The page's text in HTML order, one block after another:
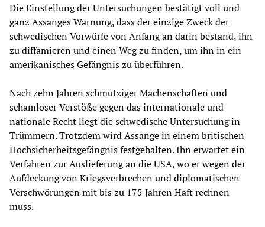
Die Einstellung der Untersuchungen bestätigt voll und
ganz Assanges Warnung, dass der einzige Zweck der
schwedischen Vorwürfe von Anfang an darin bestand, ihn
zu diffamieren und einen Weg zu finden, um ihn in ein
amerikanisches Gefängnis zu überführen.
Nach zehn Jahren schmutziger Machenschaften und
schamloser Verstöße gegen das internationale und
nationale Recht liegt die schwedische Untersuchung in
Trümmern. Trotzdem wird Assange in einem britischen
Hochsicherheitsgefängnis festgehalten. Ihn erwartet ein
Verfahren zur Auslieferung an die USA, wo er wegen der
Aufdeckung von Kriegsverbrechen und diplomatischen
Verschwörungen mit bis zu 175 Jahren Haft rechnen
muss.